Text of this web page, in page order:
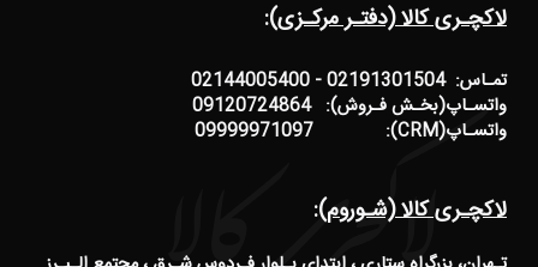
لاکچـری کالا (دفتـر مرکـزی):
تمـاس: 02191301504 - 02144005400
واتسـاپ(بخـش فـروش): 09120724864
واتسـاپ(CRM): 09999971097
لاکچـری کالا (شـوروم):